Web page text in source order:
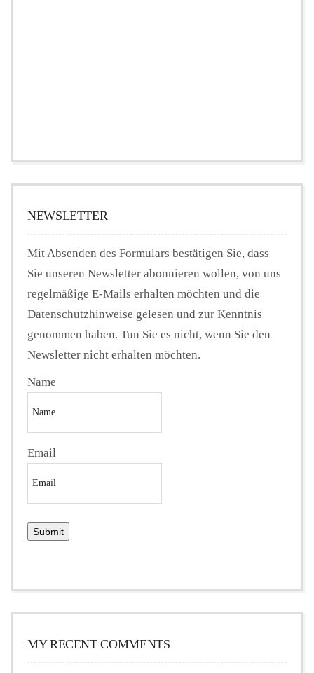
NEWSLETTER
Mit Absenden des Formulars bestätigen Sie, dass
Sie unseren Newsletter abonnieren wollen, von uns
regelmäßige E-Mails erhalten möchten und die
Datenschutzhinweise gelesen und zur Kenntnis
genommen haben. Tun Sie es nicht, wenn Sie den
Newsletter nicht erhalten möchten.
Name
Email
MY RECENT COMMENTS